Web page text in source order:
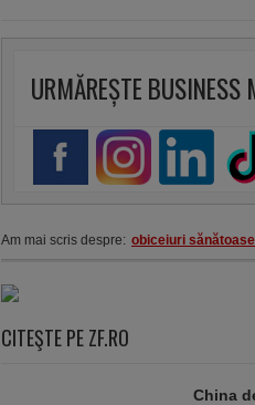
URMĂREȘTE BUSINESS
Am mai scris despre: obiceiuri
CITEŞTE PE ZF.RO
China